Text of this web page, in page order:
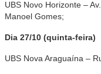
UBS Novo Horizonte –
Manoel Gomes;
Dia 27/10 (quinta-feira)
UBS Nova Araguaína –